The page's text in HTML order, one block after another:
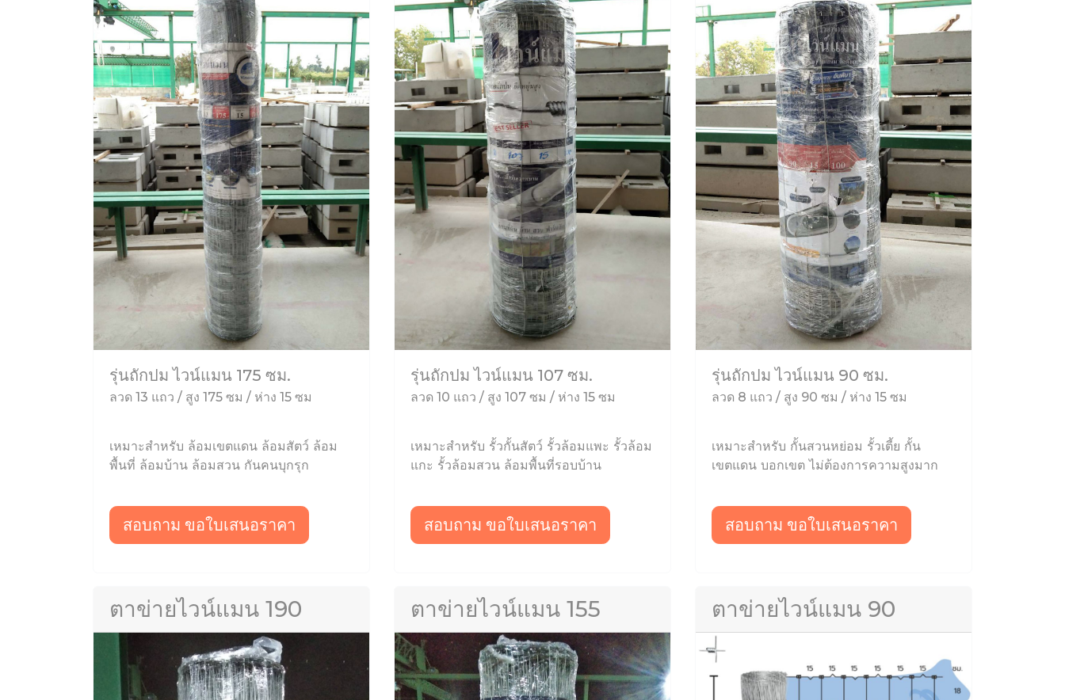
รุ่นถักปม ไวน์แมน 175 ซม.
ลวด 13 แถว / สูง 175 ซม / ห่าง 15 ซม
เหมาะสำหรับ ล้อมเขตแดน ล้อมสัตว์ ล้อม
พื้นที่ ล้อมบ้าน ล้อมสวน กันคนบุกรุก
สอบถาม ขอใบเสนอราคา
รุ่นถักปม ไวน์แมน 107 ซม.
ลวด 10 แถว / สูง 107 ซม / ห่าง 15 ซม
เหมาะสำหรับ รั้วกั้นสัตว์ รั้วล้อมแพะ รั้วล้อม
แกะ รั้วล้อมสวน ล้อมพื้นที่รอบบ้าน
สอบถาม ขอใบเสนอราคา
รุ่นถักปม ไวน์แมน 90 ซม.
ลวด 8 แถว / สูง 90 ซม / ห่าง 15 ซม
เหมาะสำหรับ กั้นสวนหย่อม รั้วเตี้ย กั้น
เขตแดน บอกเขต ไม่ต้องการความสูงมาก
สอบถาม ขอใบเสนอราคา
ตาข่ายไวน์แมน 190 ตาข่ายไวน์แมน 155 ตาข่ายไวน์แมน 90